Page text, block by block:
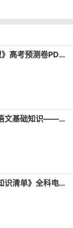
2026版《金考卷百校联盟》高考预测卷PDF电子版下载
高中语文高三一轮复习之语文基础知识——短语类型+课件（20张PPT）
2023-2025版《53高中知识清单》全科电子版下载